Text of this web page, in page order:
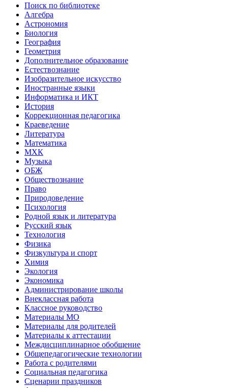
Поиск по библиотеке
Алгебра
Астрономия
Биология
География
Геометрия
Дополнительное образование
Естествознание
Изобразительное искусство
Иностранные языки
Информатика и ИКТ
История
Коррекционная педагогика
Краеведение
Литература
Математика
МХК
Музыка
ОБЖ
Обществознание
Право
Природоведение
Психология
Родной язык и литература
Русский язык
Технология
Физика
Физкультура и спорт
Химия
Экология
Экономика
Администрирование школы
Внеклассная работа
Классное руководство
Материалы МО
Материалы для родителей
Материалы к аттестации
Междисциплинарное обобщение
Общепедагогические технологии
Работа с родителями
Социальная педагогика
Сценарии праздников